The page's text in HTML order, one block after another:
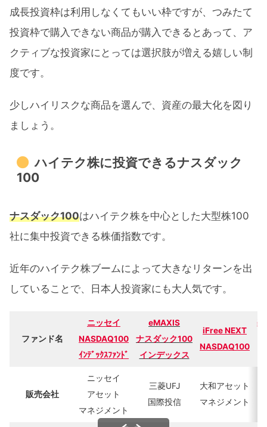
成長投資枠は利用しなくてもいい枠ですが、つみたて
投資枠で購入できない商品が購入できるとあって、ア
クティブな投資家にとっては選択肢が増える嬉しい制
度です。
少しハイリスクな商品を選んで、資産の最大化を図り
ましょう。
ハイテク株に投資できるナスダック
100
ナスダック100はハイテク株を中心とした大型株100
社に集中投資できる株価指数です。
近年のハイテク株ブームによって大きなリターンを出
していることで、日本人投資家にも大人気です。
ファンド名
ニッセイ
NASDAQ100
ｲﾝﾃﾞｯｸｽﾌｧﾝﾄﾞ
eMAXIS
ナスダック100
インデックス
iFree NEXT
NASDAQ100
楽
販売会社
ニッセイ
アセット
マネジメント
三菱UFJ
国際投信
大和アセット
マネジメント